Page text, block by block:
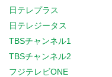
日テレプラス
日テレジータス
TBSチャンネル1
TBSチャンネル2
フジテレビONE